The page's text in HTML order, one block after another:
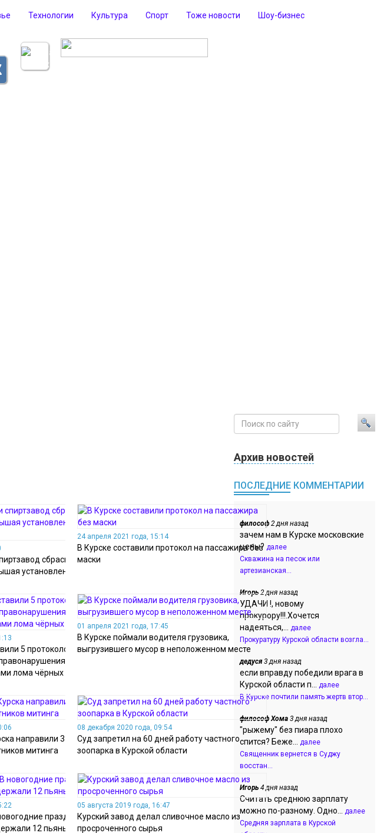
Технологии Культура Спорт Тоже новости Шоу-бизнес
сбрасывал
установленные нормы
24 апреля 2021 года, 15:14
В Курске составили протокол на пассажира без
маски
5 протоколов об
при
лома чёрных металлов
01 апреля 2021 года, 17:45
В Курске поймали водителя грузовика,
выгрузившего мусор в неположенном месте
направили 37
митинга
08 декабря 2020 года, 09:54
Суд запретил на 60 дней работу частного
зоопарка в Курской области
праздники в
12 пьяных
05 августа 2019 года, 16:47
Курский завод делал сливочное масло из
просроченного сырья
Архив новостей
ПОСЛЕДНИЕ КОММЕНТАРИИ
философ 2 дня назад
зачем нам в Курске московские
цены? далее
Скважина на песок или
артезианская...
Игорь 2 дня назад
УДАЧИ !, новому
прокурору!!!.Хочется
надеяться,... далее
Прокуратуру Курской области возгла...
дедуся3 дня назад
если вправду победили врага в
Курской области п... далее
В Курске почтили память жертв втор...
философ Хома 3 дня назад
"рыжему" без пиара плохо
спится? Беже... далее
Священник вернется в Суджу
восстан...
Игорь 4 дня назад
Считать среднюю зарплату
можно по-разному. Одно... далее
Средняя зарплата в Курской